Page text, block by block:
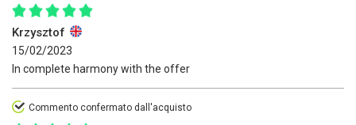
Krzysztof
15/02/2023
In complete harmony with the offer
Commento confermato dall'acquisto